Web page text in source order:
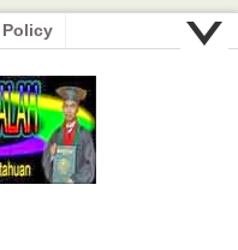
Policy